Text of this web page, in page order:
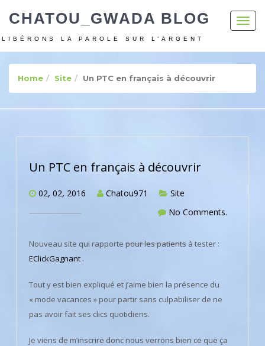
CHATOU_GWADA BLOG
LIBÉRONS LA PAROLE SUR L’ARGENT
Home Site Un PTC en français à découvrir
Un PTC en français à découvrir
02, 02, 2016 Chatou971
Site
No Comments.
Nouveau site qui rapporte pour les patients à tester :
EClickGagnant .
Tout y est bien expliqué et j’aime bien la présence du
« mode vacances » pour partir sans culpabiliser de ne
pas avoir fait ses clics quotidiens.
Je viens de m’inscrire donc nous verrons bien ce que ça